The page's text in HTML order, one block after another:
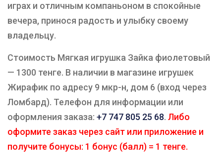
играх и отличным компаньоном в спокойные
вечера, принося радость и улыбку своему
владельцу.
Стоимость Мягкая игрушка Зайка фиолетовый
— 1300 тенге. В наличии в магазине игрушек
Жирафик по адресу 9 мкр-н, дом 6 (вход через
Ломбард). Телефон для информации или
оформления заказа: +7 747 805 25 68. Либо
оформите заказ через сайт или приложение и
получите бонусы: 1 бонус (балл) = 1 тенге.